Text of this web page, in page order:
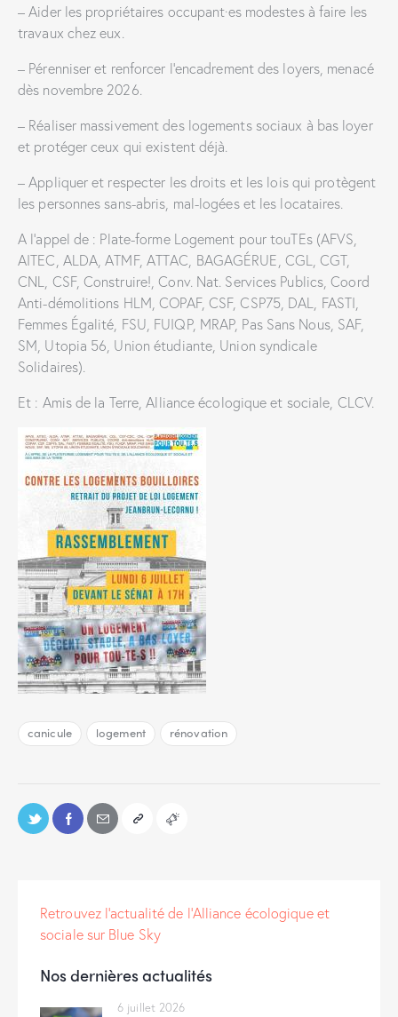
– Aider les propriétaires occupant·es modestes à faire les
travaux chez eux.
– Pérenniser et renforcer l’encadrement des loyers, menacé
dès novembre 2026.
– Réaliser massivement des logements sociaux à bas loyer
et protéger ceux qui existent déjà.
– Appliquer et respecter les droits et les lois qui protègent
les personnes sans-abris, mal-logées et les locataires.
A l’appel de : Plate-forme Logement pour touTEs (AFVS,
AITEC, ALDA, ATMF, ATTAC, BAGAGÉRUE, CGL, CGT,
CNL, CSF, Construire!, Conv. Nat. Services Publics, Coord
Anti-démolitions HLM, COPAF, CSF, CSP75, DAL, FASTI,
Femmes Égalité, FSU, FUIQP, MRAP, Pas Sans Nous, SAF,
SM, Utopia 56, Union étudiante, Union syndicale
Solidaires).
Et : Amis de la Terre, Alliance écologique et sociale, CLCV.
canicule logement rénovation
Retrouvez l'actualité de l'Alliance écologique et
sociale sur Blue Sky
Nos dernières actualités
6 juillet 2026